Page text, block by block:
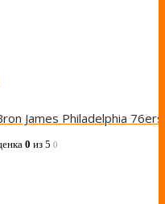
0 из 5 0